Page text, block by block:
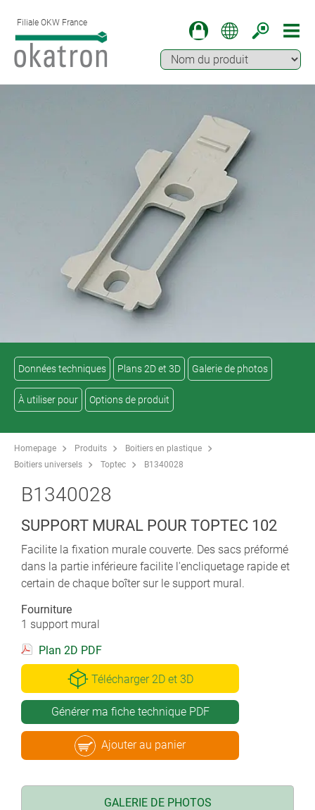
Filiale OKW France
Données techniques Plans 2D et 3D Galerie de photos
À utiliser pour Options de produit
Homepage Produits
Boitiers en plastique
Boitiers universels
Toptec B1340028
B1340028
SUPPORT MURAL POUR TOPTEC 102
Facilite la fixation murale couverte. Des sacs préformé
dans la partie inférieure facilite l'encliquetage rapide et
certain de chaque boîter sur le support mural.
Fourniture
1 support mural
Plan 2D PDF
Télécharger 2D et 3D
Générer ma fiche technique PDF
Ajouter au panier
GALERIE DE PHOTOS